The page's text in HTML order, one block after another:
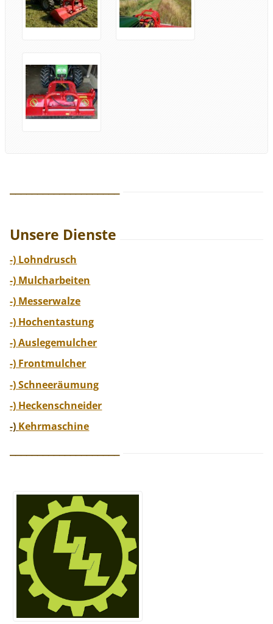
Unsere Dienste
-) Lohndrusch
-) Mulcharbeiten
-) Messerwalze
-) Hochentastung
-) Auslegemulcher
-) Frontmulcher
-) Schneeräumung
-) Heckenschneider
-) Kehrmaschine